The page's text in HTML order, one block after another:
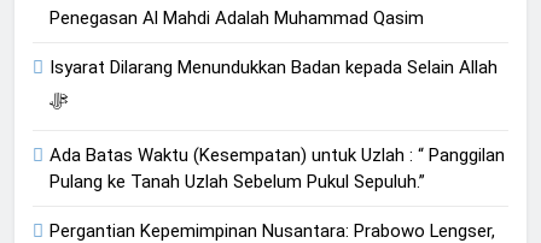
Penegasan Al Mahdi Adalah Muhammad Qasim
Isyarat Dilarang Menundukkan Badan kepada Selain Allah
ﷻ
Ada Batas Waktu (Kesempatan) untuk Uzlah : “ Panggilan
Pulang ke Tanah Uzlah Sebelum Pukul Sepuluh.”
Pergantian Kepemimpinan Nusantara: Prabowo Lengser,